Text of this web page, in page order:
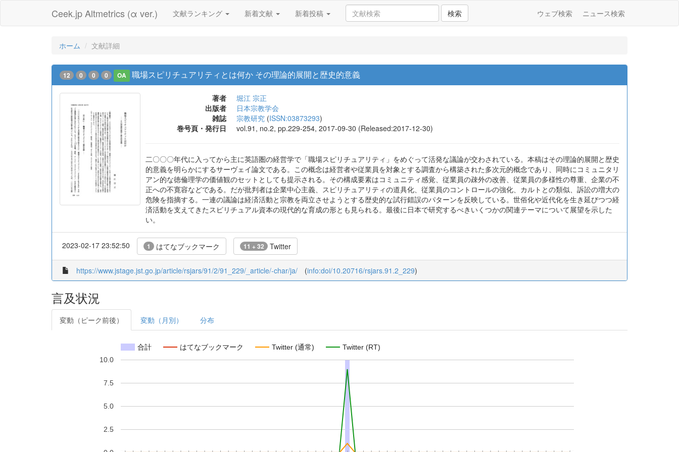
Ceek.jp Altmetrics (α ver.) 文献ランキング 新着文献 新着投稿 検索 ウェブ検索 ニュース検索
ホーム 文献詳細
12 0 0 0 OA 職場スピリチュアリティとは何か その理論的展開と歴史的意義
著者
堀江 宗正
出版者
日本宗教学会
雑誌
宗教研究 (ISSN:03873293)
巻号頁・発行日
vol.91, no.2, pp.229-254, 2017-09-30 (Released:2017-12-30)
二〇〇〇年代に入ってから主に英語圏の経営学で「職場スピリチュアリティ」をめぐって活発な議論が交わされている。本稿はその理論的展開と歴史
的意義を明らかにするサーヴェイ論文である。この概念は経営者や従業員を対象とする調査から構築された多次元的概念であり、同時にコミュニタリ
アン的な徳倫理学の価値観のセットとしても提示される。その構成要素はコミュニティ感覚、従業員の疎外の改善、従業員の多様性の尊重、企業の不
正への不寛容などである。だが批判者は企業中心主義、スピリチュアリティの道具化、従業員のコントロールの強化、カルトとの類似、訴訟の増大の
危険を指摘する。一連の議論は経済活動と宗教を両立させようとする歴史的な試行錯誤のパターンを反映している。世俗化や近代化を生き延びつつ経
済活動を支えてきたスピリチュアル資本の現代的な育成の形とも見られる。最後に日本で研究するべきいくつかの関連テーマについて展望を示した
い。
2023-02-17 23:52:50 1 はてなブックマーク 11 + 32 Twitter
https://www.jstage.jst.go.jp/article/rsjars/91/2/91_229/_article/-char/ja/ (info:doi/10.20716/rsjars.91.2_229)
言及状況
変動（ピーク前後） 変動（月別） 分布
合計 はてなブックマーク Twitter (通常) Twitter (RT)
2.5
5.0
7.5
10.0